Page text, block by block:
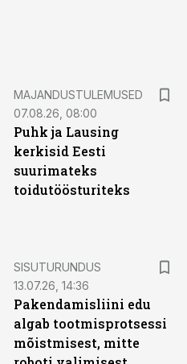
MAJANDUSTULEMUSED
07.08.26, 08:00
Puhk ja Lausing
kerkisid Eesti
suurimateks
toidutöösturiteks
SISUTURUNDUS
13.07.26, 14:36
Pakendamisliini edu
algab tootmisprotsessi
mõistmisest, mitte